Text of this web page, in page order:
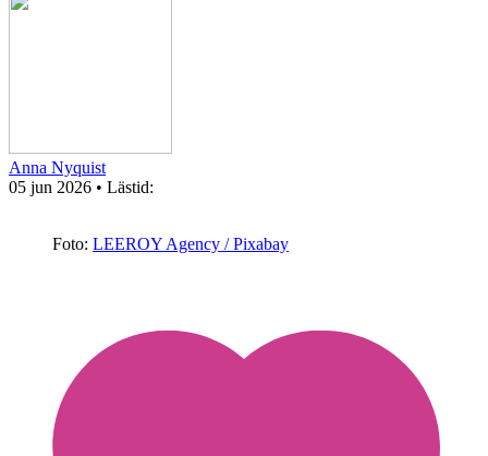
Anna Nyquist
05 jun 2026 • Lästid:
Foto: LEEROY Agency / Pixabay